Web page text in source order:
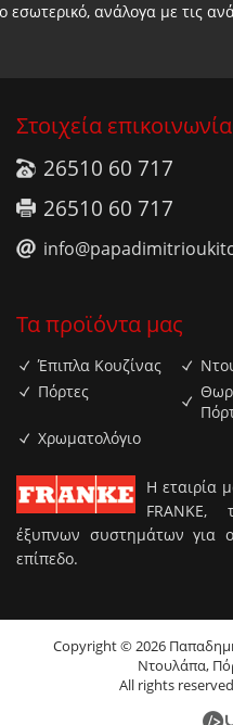
εσωτερικό, ανάλογα με τις
Στοιχεία
26510 60 717
26510 60 717
Τα προϊόντα μας
Έπιπλα Κουζίνας
Πόρτες
Χρωματολόγιο
H εταιρία
FRANKE,
έξυπνων συστημάτων για
επίπεδο.
Copyright © 2026
Ντουλάπα,
All rights